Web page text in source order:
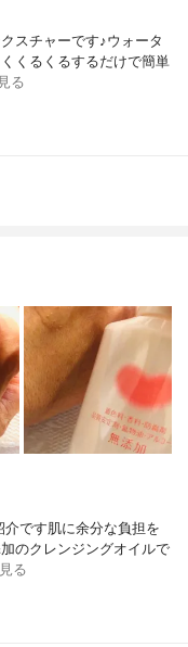
スチャーです♪ウォータ
くるくるするだけで簡単
る
です肌に余分な負担を
のクレンジングオイルで
る